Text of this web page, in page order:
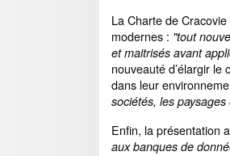
La Charte de
modernes : "tout
et maitrisés avant
nouveauté d’élargir
dans leur
sociétés, les
Enfin, la présentation
aux banques de